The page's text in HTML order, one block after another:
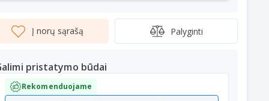
Į norų sąrašą Palyginti
pristatymo būdai
Rekomenduojame